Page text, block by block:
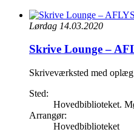
Lørdag 14.03.2020
Skrive Lounge –
Skriveværksted med
Sted:
Hovedbiblioteket.
Arrangør:
Hovedbiblioteket